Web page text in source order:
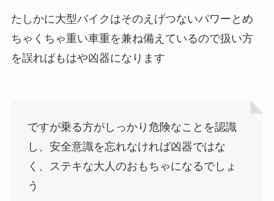
たしかに大型バイクはそのえげつないパワーとめ
ちゃくちゃ重い車重を兼ね備えているので扱い方
を誤ればもはや凶器になります
ですが乗る方がしっかり危険なことを認識
し、安全意識を忘れなければ凶器ではな
く、ステキな大人のおもちゃになるでしょ
う